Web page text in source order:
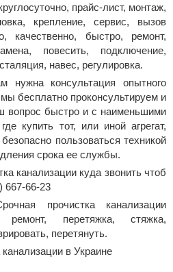
прайс-лист, монтаж,
крепление, сервис, вызов
качественно, быстро, ремонт,
повесить, подключение,
навес, регулировка.
нужна консультация опытного
бесплатно проконсультируем и
вопрос быстро и с наименьшими
купить тот, или иной агрегат,
пользоваться техникой
срока ее службы.
канализации куда звонить чтоб
667-66-23
прочистка канализации
ремонт, перетяжка, стяжка,
перетянуть.
в Украине